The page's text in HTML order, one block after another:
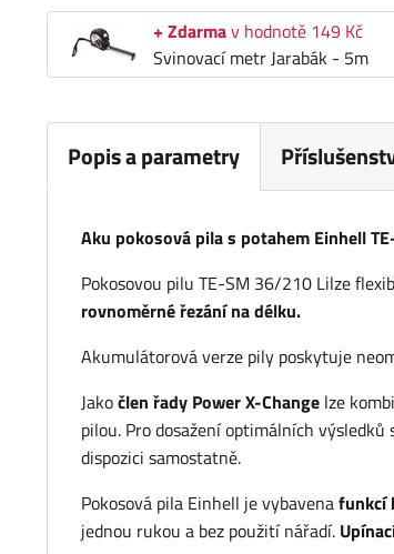
+ Zdarmav hodnotě 149 Kč
Svinovací metr Jarabák - 5m
Popis a parametry
Aku pokosová pila s potahem Einhell
Pokosovou pilu TE-SM 36/210 Lilze
rovnoměrné řezání na délku.
Akumulátorová verze pily poskytuje
Jakočlen řady Power X-Change lze
pilou. Pro dosažení optimálních
dispozici samostatně.
Pokosová pila Einhell je vybavenafunkcí
jednou rukou a bez použití nářadí.